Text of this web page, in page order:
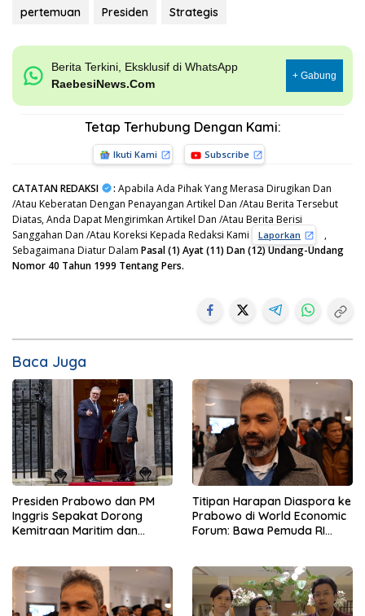
pertemuan
Presiden Strategis
Berita Terkini, Eksklusif di WhatsApp
RaebesiNews.Com
+ Gabung
Tetap Terhubung Dengan Kami:
Ikuti Kami Subscribe
CATATAN REDAKSI : Apabila Ada Pihak Yang Merasa Dirugikan Dan
/Atau Keberatan Dengan Penayangan Artikel Dan /Atau Berita Tersebut
Diatas, Anda Dapat Mengirimkan Artikel Dan /Atau Berita Berisi
Sanggahan Dan /Atau Koreksi Kepada Redaksi Kami
Laporkan
,
Sebagaimana Diatur Dalam Pasal (1) Ayat (11) Dan (12) Undang-Undang
Nomor 40 Tahun 1999 Tentang Pers.
Baca Juga
Presiden Prabowo dan PM
Inggris Sepakat Dorong
Kemitraan Maritim dan
Titipan Harapan Diaspora ke
Prabowo di World Economic
Forum: Bawa Pemuda RI